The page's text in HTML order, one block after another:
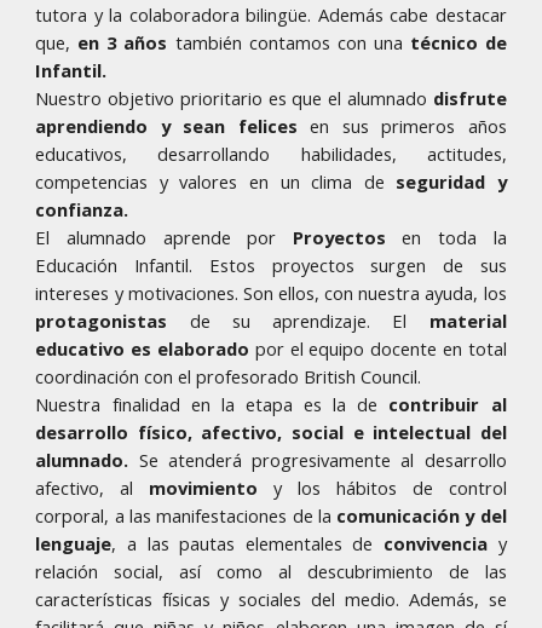
tutora y la colaboradora bilingüe. Además cabe destacar
que, en 3 años también contamos con una técnico de
Infantil.
Nuestro objetivo prioritario es queel alumnado disfrute
aprendiendo y sean felices en sus primeros años
educativos, desarrollando habilidades, actitudes,
competencias y valores en un clima de seguridad y
confianza.
Elalumnado aprende por Proyectos en toda la
Educación Infantil. Estos proyectos surgen de sus
intereses y motivaciones. Son ellos, con nuestra ayuda, los
protagonistas de su aprendizaje. El material
educativo es elaborado por el equipo docente en total
coordinación con el profesorado British Council.
Nuestra finalidad en la etapa es la de contribuir al
desarrollo físico, afectivo, social e intelectual del
alumnado. Se atenderá progresivamente al desarrollo
afectivo, al movimiento y los hábitos de control
corporal, a las manifestaciones de la comunicación y del
lenguaje, a las pautas elementales de convivenciay
relación social, así como al descubrimiento de las
características físicas y sociales del medio. Además, se